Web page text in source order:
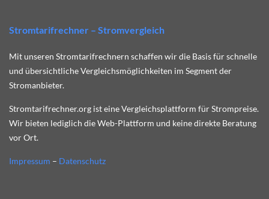
Stromtarifrechner – Stromvergleich
Mit unseren Stromtarifrechnern schaffen wir die Basis für schnelle
und übersichtliche Vergleichsmöglichkeiten im Segment der
Stromanbieter.
Stromtarifrechner.org ist eine Vergleichsplattform für Strompreise.
Wir bieten lediglich die Web-Plattform und keine direkte Beratung
vor Ort.
Impressum – Datenschutz